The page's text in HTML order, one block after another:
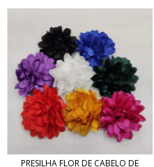
PRESILHA FLOR DE CABELO DE